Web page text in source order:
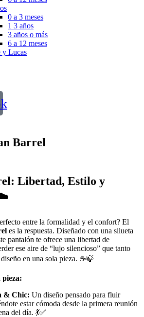
0 a 3 meses
1 3 años
3 años o más
6 a 12 meses
y Lucas
Barrel
Libertad, Estilo y
entre la formalidad y el confort? El
es la respuesta. Diseñado con una silueta
pantalón te ofrece una libertad de
ese aire de “lujo silencioso” que tanto
en una sola pieza. ☕🍃
pieza:
& Chic: Un diseño pensado para fluir
estar cómoda desde la primera reunión
del día. 💃✅